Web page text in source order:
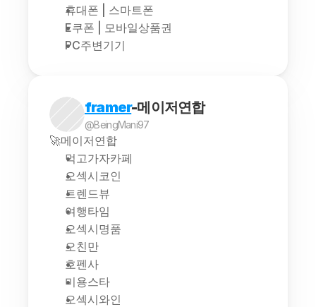
휴대폰 | 스마트폰
E쿠폰 | 모바일상품권
PC주변기기
framer-메이저연합
@BeingMani97
🚀메이저연합
먹고가자카페
오섹시코인
트렌드뷰
여행타임
오섹시명품
오친만
호펜사
미용스타
오섹시와인